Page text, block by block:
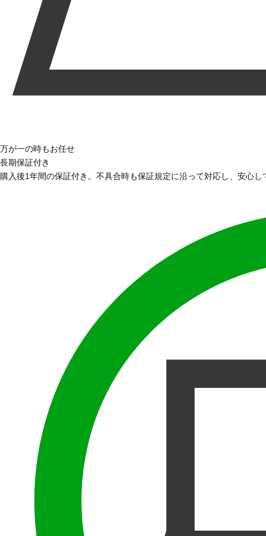
万が一の時もお任せ
長期保証付き
購入後1年間の保証付き。不具合時も保証規定に沿って対応し、安心